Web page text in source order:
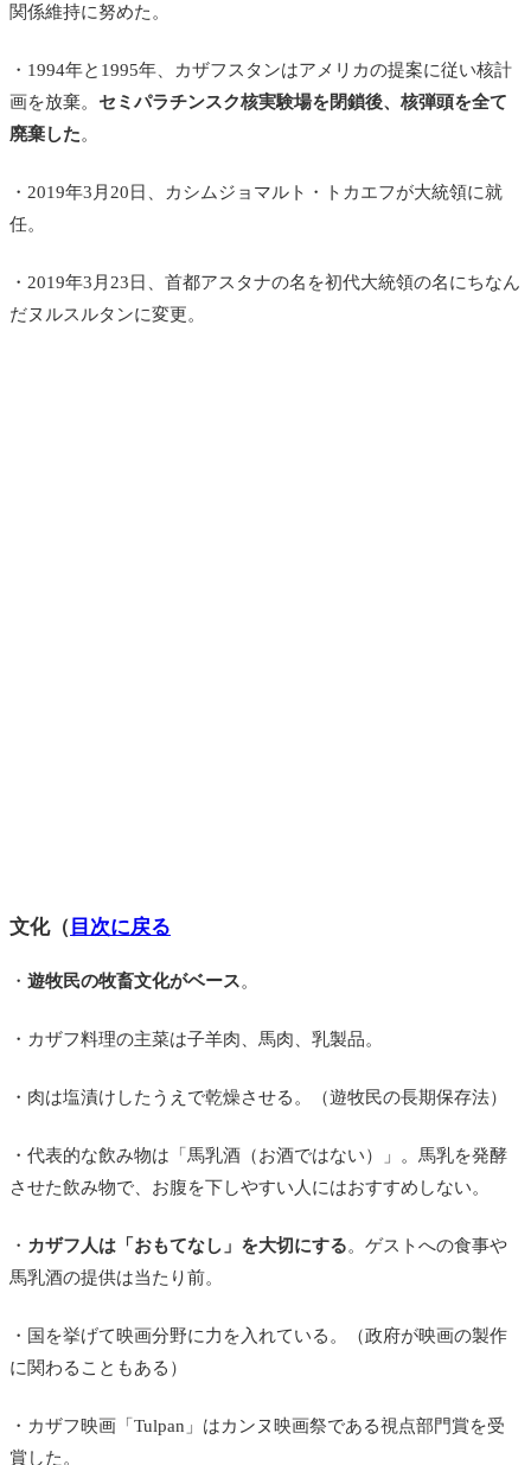
関係維持に努めた。
・1994年と1995年、カザフスタンはアメリカの提案に従い核計
画を放棄。 セミパラチンスク核実験場を閉鎖後、核弾頭を全て
廃棄した。
・2019年3月20日、カシムジョマルト・トカエフが大統領に就
任。
・2019年3月23日、首都アスタナの名を初代大統領の名にちなん
だヌルスルタンに変更。
文化（ 目次に戻る
・ 遊牧民の牧畜文化がベース。
・カザフ料理の主菜は子羊肉、馬肉、乳製品。
・肉は塩漬けしたうえで乾燥させる。（遊牧民の長期保存法）
・代表的な飲み物は「馬乳酒（お酒ではない）」。馬乳を発酵
させた飲み物で、お腹を下しやすい人にはおすすめしない。
・ カザフ人は「おもてなし」を大切にする。ゲストへの食事や
馬乳酒の提供は当たり前。
・国を挙げて映画分野に力を入れている。（政府が映画の製作
に関わることもある）
・カザフ映画「 Tulpan」はカンヌ映画祭である視点部門賞を受
賞した。